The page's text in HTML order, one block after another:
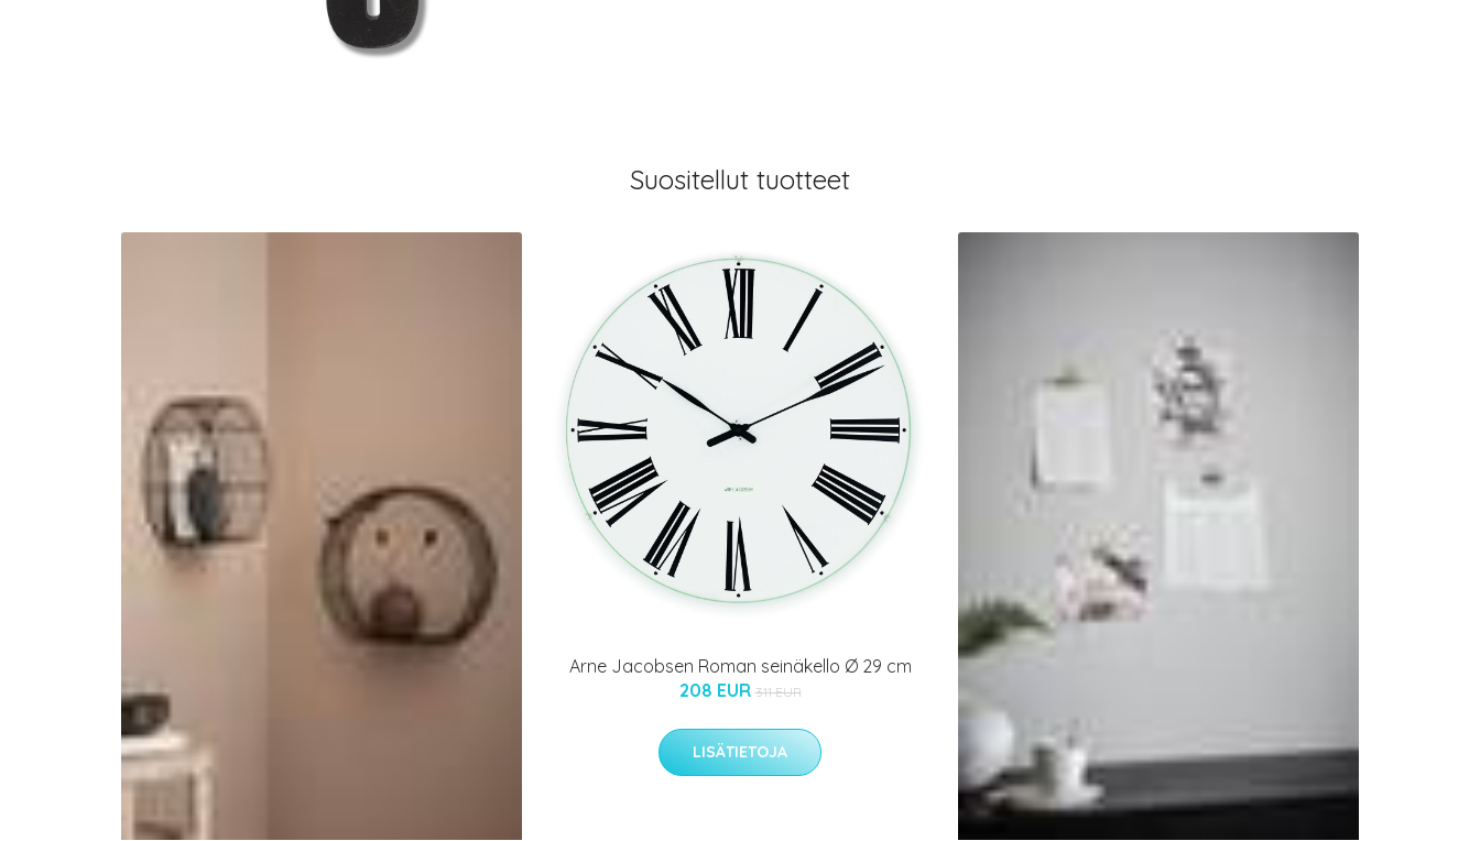
Suositellut tuotteet
Arne Jacobsen Roman seinäkello Ø 29 cm
208 EUR 311 EUR
LISÄTIETOJA